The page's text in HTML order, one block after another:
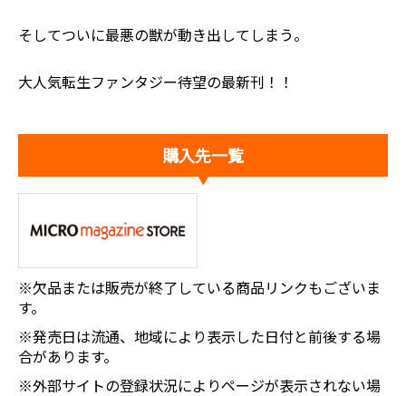
そしてついに最悪の獣が動き出してしまう――。
大人気転生ファンタジー待望の最新刊！！
購入先一覧
※欠品または販売が終了している商品リンクもございま
す。
※発売日は流通、地域により表示した日付と前後する場
合があります。
※外部サイトの登録状況によりページが表示されない場